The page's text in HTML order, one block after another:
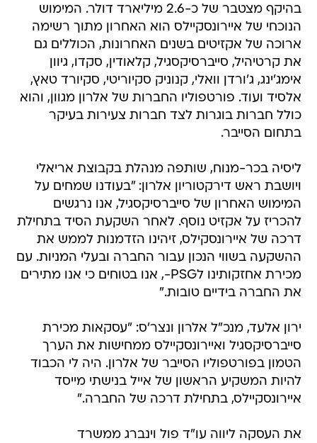
בהיקף מצטבר של כ-2.6 מיליארד דולר. המימוש
הנוכחי של איירונסקיילס הוא האחרון מתוך רשימה
ארוכה של אקזיטים בשנים האחרונות, הכוללים גם
את קרטיהיל, סייברסיקסגיל, קלאודין, סקדו, גיוון
אימג'ינג, ג'ורדן וואלי, קנוניק סקיוריטי, סקיורד טאץ,
אלסיד ועוד. פורטפוליו החברות של אלרון מגוון, והוא
כולל חברות בוגרות לצד חברות צעירות בעיקר
בתחום הסייבר.
ליסיה בכר-מנוח, שותפה מנהלת בקבוצת אריאלי
ויושבת ראש דירקטוריון אלרון: "בעודנו שמחים על
המימוש האחרון של סייברסיקסגיל, אנו נרגשים
להכריז על אקזיט נוסף. לאחר השקעת הסיד בתחילת
דרכה של איירונסקילס, זיהינו הזדמנות לממש את
ההשקעה בשווי הנכון עבור החברה ובעלי המניות. עם
מכירת אחזקותינו לPSG-, אנו בטוחים כי אנו מתירים
את החברה בידיים טובות."
ירון אלעד, מנכ"ל אלרון ונצר'ס: "עסקאות מכירת
סייברסיקסגיל ואיירונסקיילס ממחישות את הערך
הטמון בפורטפוליו הסייבר של אלרון. היה לי הכבוד
להיות המשקיע הראשון של אייל בנישתי מייסד
איירונסקיילס, בתחילת דרכה של החברה."
את העסקה ליווה עו"ד פול וינברג ממשרד